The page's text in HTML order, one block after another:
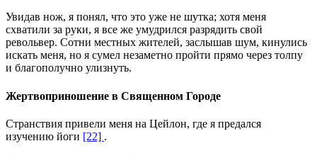
Увидав нож, я понял, что это уже не шутка; хотя меня
схватили за руки, я все же умудрился разрядить свой
револьвер. Сотни местных жителей, заслышав шум, кинулись
искать меня, но я сумел незаметно пройти прямо через толпу
и благополучно улизнуть.
Жертвоприношение в Священном Городе
Странствия привели меня на Цейлон, где я предался
изучению йоги [22] .